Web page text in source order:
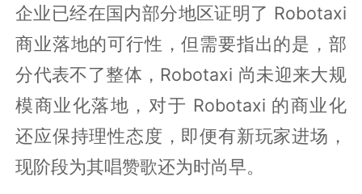
企业已经在国内部分地区证明了 Robotaxi
商业落地的可行性，但需要指出的是，部
分代表不了整体，Robotaxi 尚未迎来大规
模商业化落地，对于 Robotaxi 的商业化
还应保持理性态度，即便有新玩家进场，
现阶段为其唱赞歌还为时尚早。